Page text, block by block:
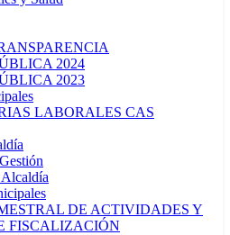
2024
2023
LABORALES CAS
DE ACTIVIDADES Y
FISCALIZACIÓN